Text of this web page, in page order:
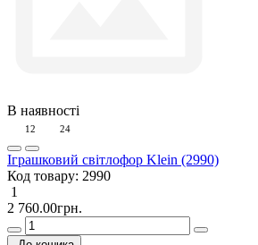
В наявності
12 24
Іграшковий світлофор Klein (2990)
Код товару: 2990
1
2 760.00грн.